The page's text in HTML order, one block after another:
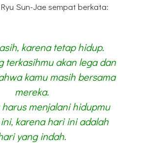
Sun-Jae sempat berkata:
karena tetap hidup.
terkasihmu akan lega dan
kamu masih bersama
mereka.
menjalani hidupmu
karena hari ini adalah
yang indah.